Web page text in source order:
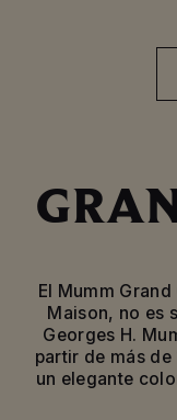
El Mumm
Maison, no es
Georges H.
partir de más
un elegante